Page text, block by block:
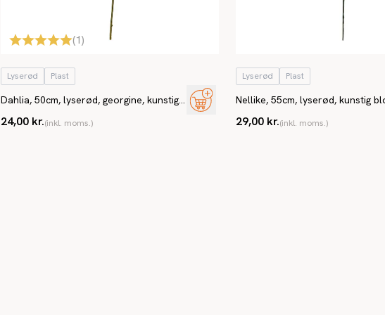
(1)
Lyserød Plast
Dahlia, 50cm, lyserød, georgine, kunstig
24,00 kr.(inkl. moms.)
Lyserød Plast
Nellike, 55cm, lyserød, kunstig
29,00 kr.(inkl. moms.)